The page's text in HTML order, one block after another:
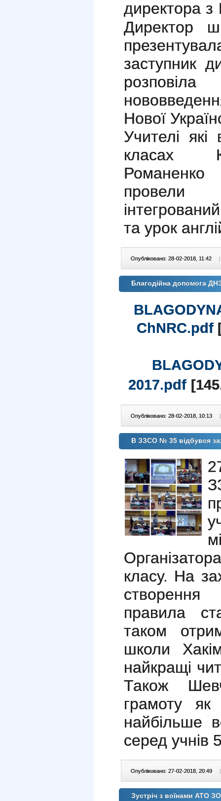
директора з
Директор
заступник
Нової
Учителі які
класах
провели
та урок
Опубліковано: 28-02-2018, 11:42
Благодійна допомога
ChNRC.pdf
2017.pdf
Опубліковано: 28-02-2018, 10:13
В ЗЗСО № 35 відбувся
класу. На
правила
таком
школи
найкращі
Також
грамоту
найбільше
серед учнів
Опубліковано: 27-02-2018, 20:49
Зустріч з воїнами АТО